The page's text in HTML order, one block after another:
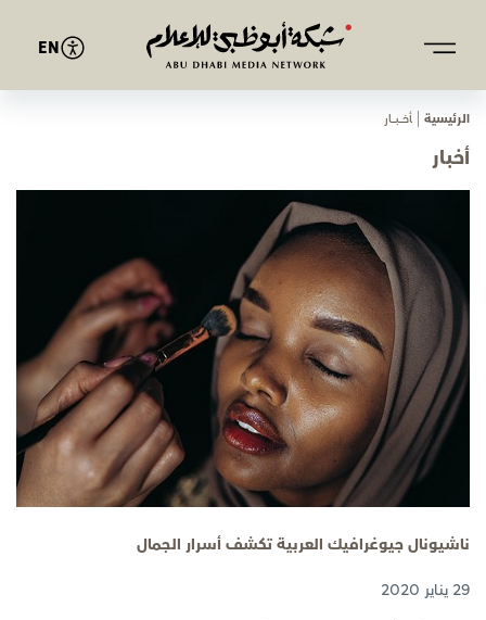
EN
الرئيسية ﺄﺧـــﺒـــﺎر
أخبار
ناشيونال جيوغرافيك العربية تكشف أسرار الجمال
29 يناير 2020